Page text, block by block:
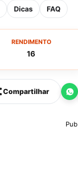
Dicas FAQ
RENDIMENTO
16
Compartilhar